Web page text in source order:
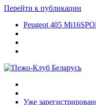
Перейти к публикации
Peugeot 405
Уже